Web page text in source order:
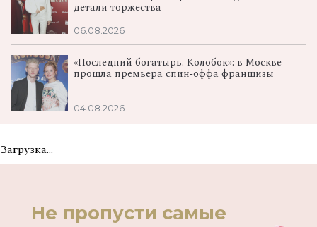
детали торжества
06.08.2026
«Последний богатырь. Колобок»: в Москве
прошла премьера спин‑оффа франшизы
04.08.2026
Загрузка...
Не пропусти самые